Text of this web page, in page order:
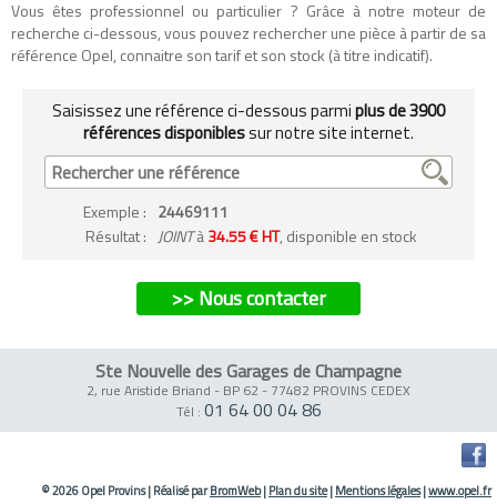
Vous êtes professionnel ou particulier ? Grâce à notre moteur de
recherche ci-dessous, vous pouvez rechercher une pièce à partir de sa
référence Opel, connaitre son tarif et son stock (à titre indicatif).
Saisissez une référence ci-dessous parmiplus de 3900
références disponiblessur notre site internet.
Exemple : 24469111
Résultat : JOINTà34.55 € HT, disponible en stock
>> Nous contacter
Ste Nouvelle des Garages de Champagne
2, rue Aristide Briand - BP 62 - 77482 PROVINS CEDEX
Tél : 01 64 00 04 86
© 2026 Opel Provins|Réalisé parBromWeb|Plan du site|Mentions légales|www.opel.fr